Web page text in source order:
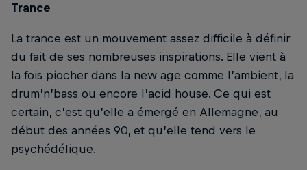
Trance
La trance est un mouvement assez difficile à définir
du fait de ses nombreuses inspirations. Elle vient à
la fois piocher dans la new age comme l’ambient, la
drum’n’bass ou encore l’acid house. Ce qui est
certain, c’est qu’elle a émergé en Allemagne, au
début des années 90, et qu’elle tend vers le
psychédélique.